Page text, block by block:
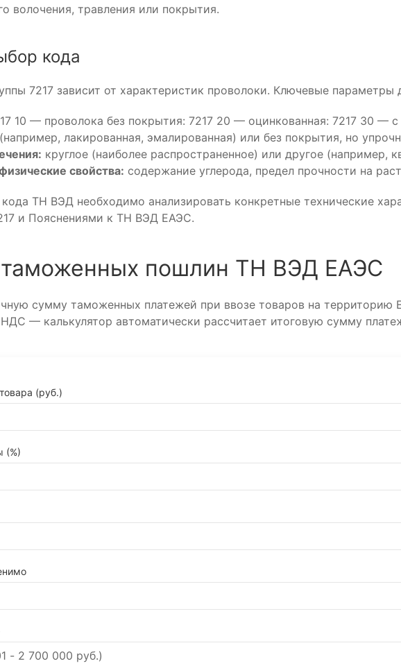
волочения, травления или покрытия.
кода
7217 зависит от характеристик проволоки. Ключевые параметры
10 — проволока без покрытия: 7217 20 — оцинкованная: 7217 30 —
лакированная, эмалированная) или без покрытия, но
круглое (наиболее распространенное) или другое (например,
свойства: содержание углерода, предел прочности на
ТН ВЭД необходимо анализировать конкретные технические
и Пояснениями к ТН ВЭД ЕАЭС.
таможенных пошлин ТН ВЭД ЕАЭС
сумму таможенных платежей при ввозе товаров на
— калькулятор автоматически рассчитает итоговую сумму
(руб.)
(%)